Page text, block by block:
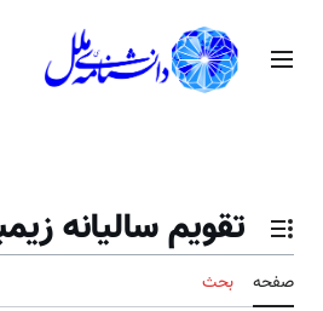
محتوامنوی اصلی
تغییر وضعیت فهرست محتویات
تقویم سالیانه
صفحه بحث